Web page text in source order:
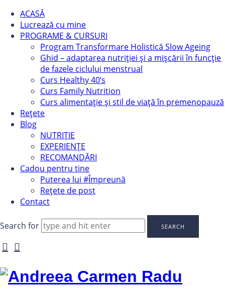
ACASĂ
Lucrează cu mine
PROGRAME & CURSURI
Program Transformare Holistică Slow Ageing
Ghid – adaptarea nutriției și a mișcării în funcție
de fazele ciclului menstrual
Curs Healthy 40’s
Curs Family Nutrition
Curs alimentație și stil de viață în premenopauză
Rețete
Blog
NUTRIȚIE
EXPERIENȚE
RECOMANDĂRI
Cadou pentru tine
Puterea lui #Împreună
Rețete de post
Contact
Search for
Andreea